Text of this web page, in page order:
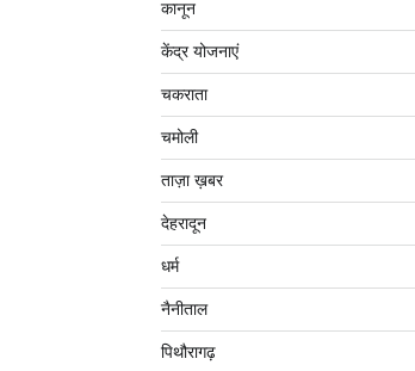
कानून
केंद्र योजनाएं
चकराता
चमोली
ताज़ा ख़बर
देहरादून
धर्म
नैनीताल
पिथौरागढ़